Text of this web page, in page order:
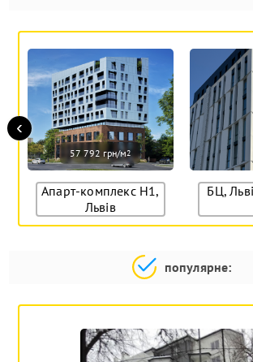
57 792 грн/м2
Апарт-комплекс Н1,
Львів
БЦ,
‹
популярне: